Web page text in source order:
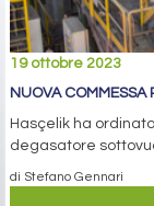
19 ottobre 2023
NUOVA COMMESSA
Hasçelik ha
degasatore
di Stefano Gennari